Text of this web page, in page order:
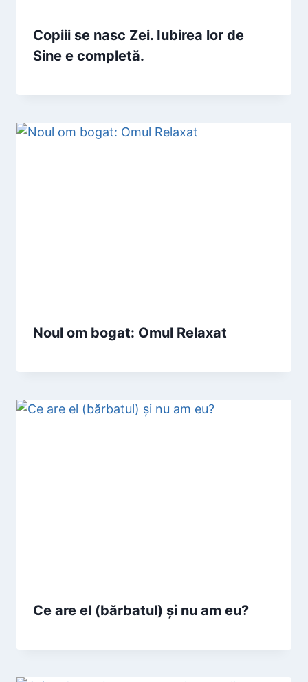
Copiii se nasc Zei. Iubirea lor de
Sine e completă.
Noul om bogat: Omul Relaxat
Ce are el (bărbatul) și nu am eu?